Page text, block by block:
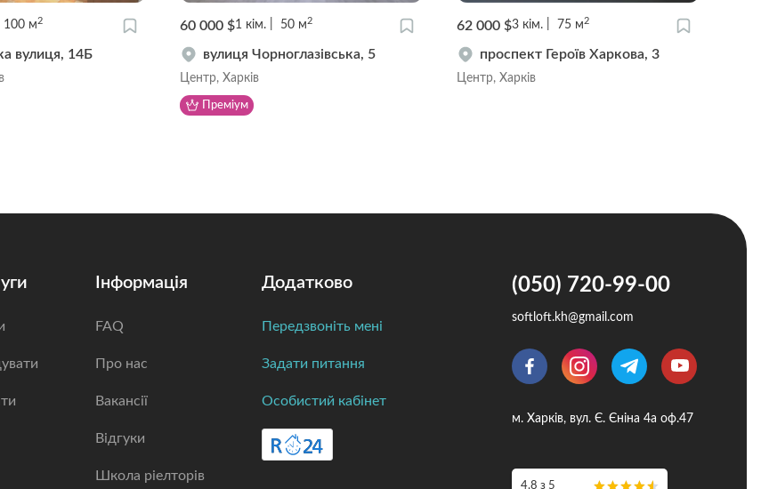
75м2
Харкова, 3
65 000 $ 3кім. 67м
вулиця Каразіна, 7/9
Центр, Харків
67 000 $ 1кім. 55м
вулиця Динамівська, 15
Центр, Харків
Інформація
FAQ
Про нас
Вакансії
Відгуки
Школа ріелторів
Додатково
Передзвоніть мені
Задати питання
Особистий кабінет
(050) 720-99-00
softloft.kh@gmail.com
м. Харків, вул. Є. Єніна 4а оф.47
4.8 з 5